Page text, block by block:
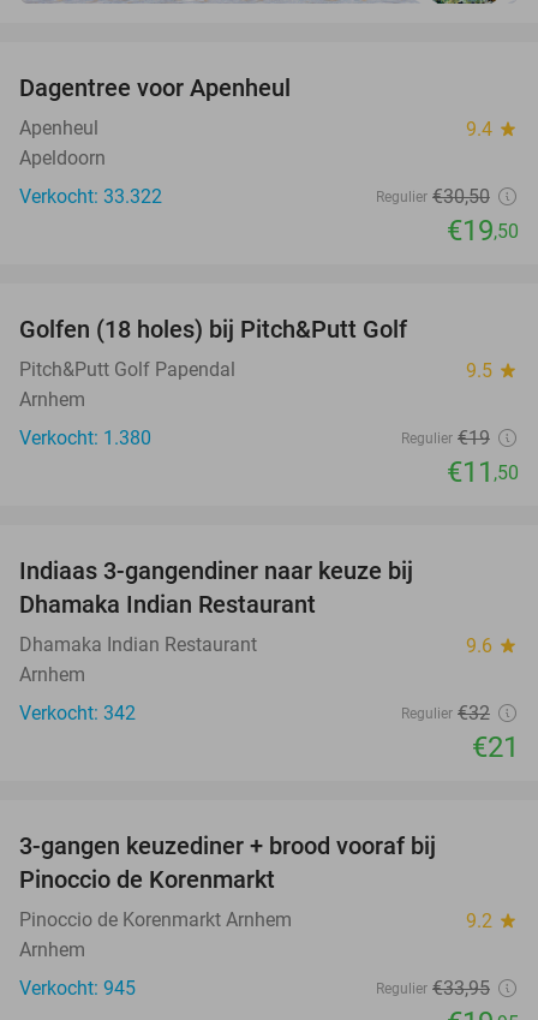
Dagentree voor Apenheul
Apenheul 9.4 star
Apeldoorn
Verkocht: 33.322
Regulier €30,50
€19,50
Golfen (18 holes) bij Pitch&Putt Golf
Pitch&Putt Golf Papendal 9.5 star
Arnhem
Verkocht: 1.380
Regulier €19
€11 ,50
Indiaas 3-gangendiner naar keuze bij
Dhamaka Indian Restaurant
Dhamaka Indian Restaurant 9.6 star
Arnhem
Verkocht: 342
Regulier €32
€21
3-gangen keuzediner + brood vooraf bij
Pinoccio de Korenmarkt
Pinoccio de Korenmarkt Arnhem 9.2 star
Arnhem
Verkocht: 945
Regulier €33,95